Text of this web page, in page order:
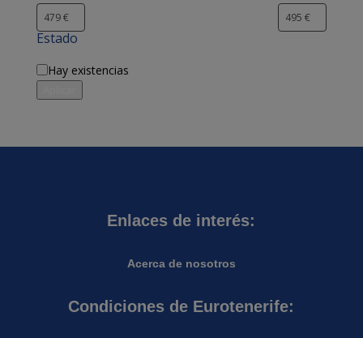
Estado
Disponibilidad
Hay existencias
Enlaces de interés:
Acerca de nosotros
Condiciones de Eurotenerife: